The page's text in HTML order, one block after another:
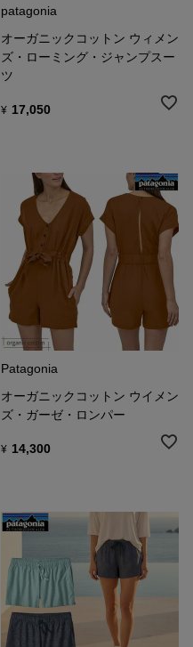
patagonia
オーガニックコットン ウィメン
ズ・ローミング・ジャンプスー
ツ
¥ 17,050
Patagonia
オーガニックコットン ウイメン
ズ・ガーゼ・ロンパー
¥ 14,300